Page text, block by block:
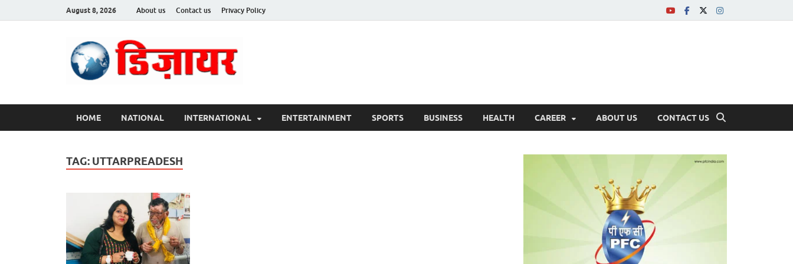
August 8, 2026 About us Contact us Privacy Policy
HOME NATIONAL INTERNATIONAL ENTERTAINMENT SPORTS BUSINESS HEALTH CAREER ABOUT US CONTACT US
TAG: UTTARPREADESH